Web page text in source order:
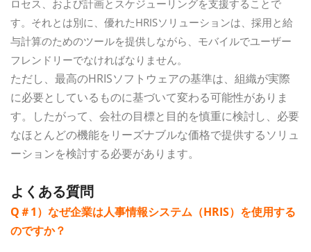
ロセス、および計画とスケジューリングを支援することで
す。それとは別に、優れたHRISソリューションは、採用と給
与計算のためのツールを提供しながら、モバイルでユーザー
フレンドリーでなければなりません。
ただし、最高のHRISソフトウェアの基準は、組織が実際
に必要としているものに基づいて変わる可能性がありま
す。したがって、会社の目標と目的を慎重に検討し、必要
なほとんどの機能をリーズナブルな価格で提供するソリュ
ーションを検討する必要があります。
よくある質問
Q＃1）なぜ企業は人事情報システム（HRIS）を使用する
のですか？